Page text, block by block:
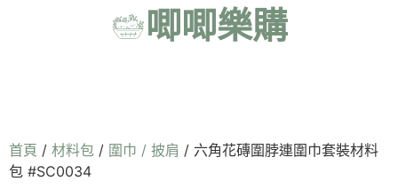
唧唧樂購
首頁 / 材料包 / 圍巾 / 披肩 / 六角花磚圍脖連圍巾套裝材料
包 #SC0034